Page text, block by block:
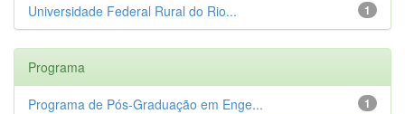
1
Universidade Federal Rural do Rio...
Programa
1
Programa de Pós-Graduação em Enge...